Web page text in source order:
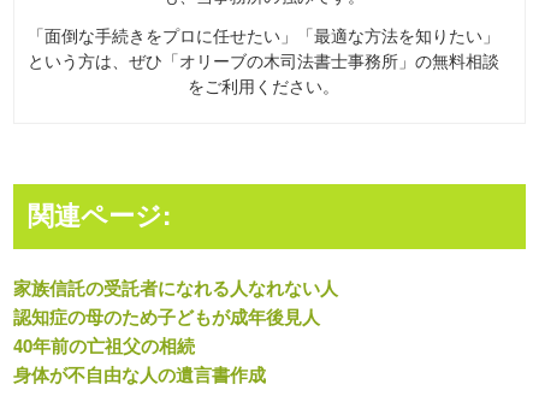
「面倒な手続きをプロに任せたい」「最適な方法を知りたい」
という方は、ぜひ「オリーブの木司法書士事務所」の無料相談
をご利用ください。
関連ページ:
家族信託の受託者になれる人なれない人
認知症の母のため子どもが成年後見人
40年前の亡祖父の相続
身体が不自由な人の遺言書作成